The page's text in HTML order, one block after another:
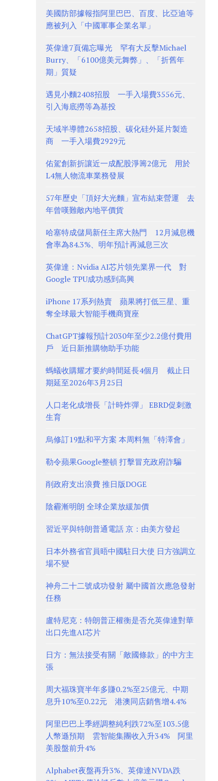
美國防部據報指阿里巴巴、百度、比亞迪等
應被列入「中國軍事企業名單」
英偉達7頁備忘曝光 罕有大反擊Michael
Burry、「6100億美元舞弊」、「折舊年
期」質疑
遇見小麵2408招股 一手入場費3556元、
引入海底撈等為基投
天域半導體2658招股、碳化硅外延片製造
商 一手入場費2929元
佑駕創新折讓近一成配股淨籌2億元 用於
L4無人物流車業務發展
57年歷史「頂好大光麵」宣布結束營運 去
年曾嘆難敵內地平價貨
哈塞特成儲局新任主席大熱門 12月減息機
會率為84.3%、明年預計再減息三次
英偉達：Nvidia AI芯片領先業界一代 對
Google TPU成功感到高興
iPhone 17系列熱賣 蘋果將打低三星、重
奪全球最大智能手機商寶座
ChatGPT據報預計2030年至少2.2億付費用
戶 近日新推購物助手功能
螞蟻收購耀才要約時間延長4個月 截止日
期延至2026年3月25日
人口老化成增長「計時炸彈」 EBRD促刺激
生育
烏修訂19點和平方案 本周料無「特澤會」
勒令蘋果Google整頓 打擊冒充政府詐騙
削政府支出浪費 推日版DOGE
陰霾漸明朗 全球企業放緩加價
習近平與特朗普通電話 京：由美方發起
日本外務省官員晤中國駐日大使 日方強調立
場不變
神舟二十二號成功發射 屬中國首次應急發射
任務
盧特尼克：特朗普正權衡是否允英偉達對華
出口先進AI芯片
日方：無法接受有關「敵國條款」的中方主
張
周大福珠寶半年多賺0.2%至25億元、中期
息升10%至0.22元 港澳同店銷售增4.4%
阿里巴巴上季經調整純利跌72%至103.5億
人幣遜預期 雲智能集團收入升34% 阿里
美股盤前升4%
Alphabet夜盤再升3%、英偉達NVDA跌